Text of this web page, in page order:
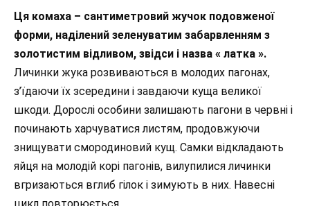
Ця комаха – сантиметровий жучок подовженої
форми, наділений зеленуватим забарвленням з
золотистим відливом, звідси і назва « латка ».
Личинки жука розвиваються в молодих пагонах,
з’їдаючи їх зсередини і завдаючи куща великої
шкоди. Дорослі особини залишають пагони в червні і
починають харчуватися листям, продовжуючи
знищувати смородиновий кущ. Самки відкладають
яйця на молодій корі пагонів, вилупилися личинки
вгризаються вглиб гілок і зимують в них. Навесні